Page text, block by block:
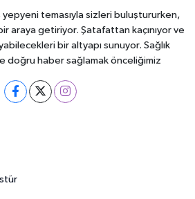
temasıyla sizleri buluştururken,
araya getiriyor. Şatafattan kaçınıyor ve
bir altyapı sunuyor. Sağlık
doğru haber sağlamak önceliğimiz